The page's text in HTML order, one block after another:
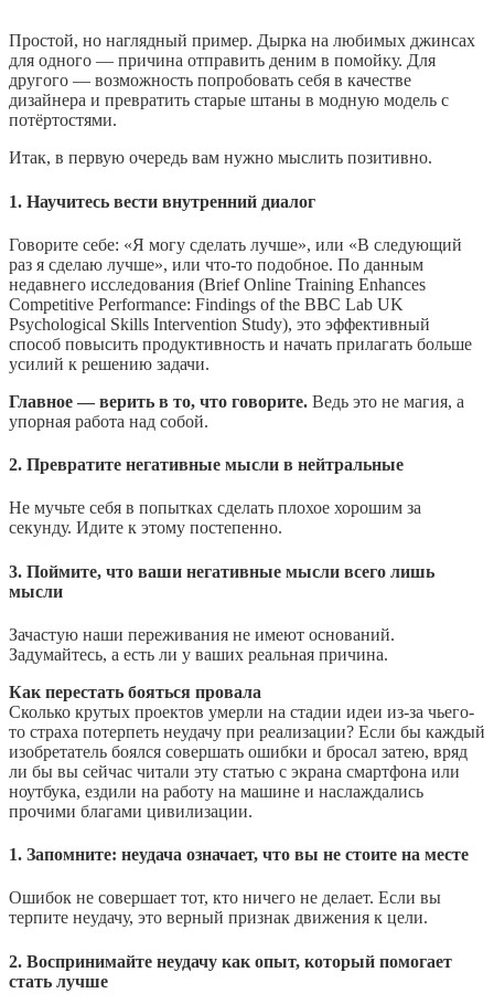
Простой, но наглядный пример. Дырка на любимых джинсах
для одного — причина отправить деним в помойку. Для
другого — возможность попробовать себя в качестве
дизайнера и превратить старые штаны в модную модель с
потёртостями.
Итак, в первую очередь вам нужно мыслить позитивно.
1. Научитесь вести внутренний диалог
Говорите себе: «Я могу сделать лучше», или «В следующий
раз я сделаю лучше», или что-то подобное. По данным
недавнего исследования (Brief Online Training Enhances
Competitive Performance: Findings of the BBC Lab UK
Psychological Skills Intervention Study), это эффективный
способ повысить продуктивность и начать прилагать больше
усилий к решению задачи.
Главное — верить в то, что говорите. Ведь это не магия, а
упорная работа над собой.
2. Превратите негативные мысли в нейтральные
Не мучьте себя в попытках сделать плохое хорошим за
секунду. Идите к этому постепенно.
3. Поймите, что ваши негативные мысли всего лишь
мысли
Зачастую наши переживания не имеют оснований.
Задумайтесь, а есть ли у ваших реальная причина.
Как перестать бояться провала
Сколько крутых проектов умерли на стадии идеи из-за чьего-
то страха потерпеть неудачу при реализации? Если бы каждый
изобретатель боялся совершать ошибки и бросал затею, вряд
ли бы вы сейчас читали эту статью с экрана смартфона или
ноутбука, ездили на работу на машине и наслаждались
прочими благами цивилизации.
1. Запомните: неудача означает, что вы не стоите на месте
Ошибок не совершает тот, кто ничего не делает. Если вы
терпите неудачу, это верный признак движения к цели.
2. Воспринимайте неудачу как опыт, который помогает
стать лучше